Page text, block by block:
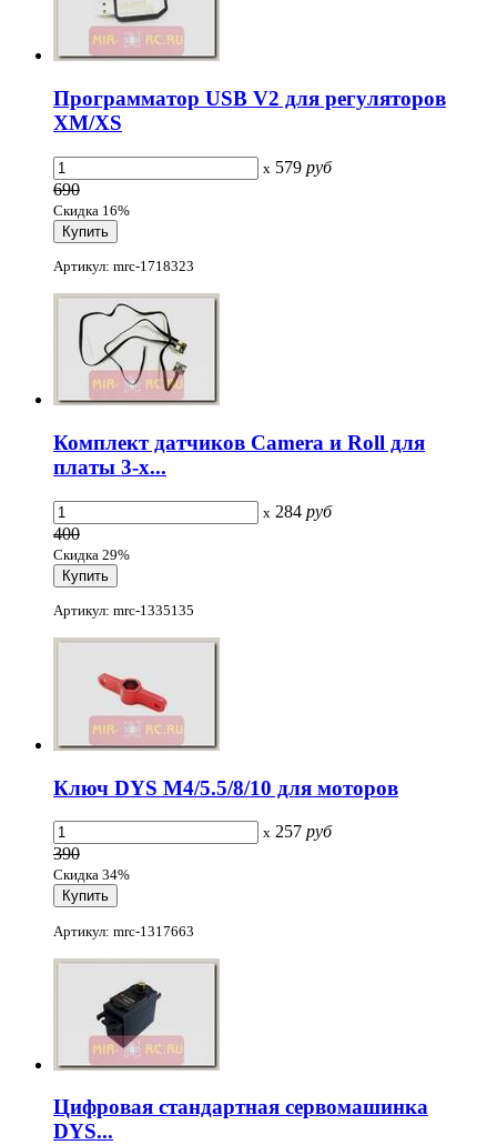
Программатор USB V2 для регуляторов
XM/XS
x 579 руб
690
Скидка 16%
Артикул: mrc-1718323
Комплект датчиков Camera и Roll для
платы 3-х...
x 284 руб
400
Скидка 29%
Артикул: mrc-1335135
Ключ DYS M4/5.5/8/10 для моторов
x 257 руб
390
Скидка 34%
Артикул: mrc-1317663
Цифровая стандартная сервомашинка
DYS...